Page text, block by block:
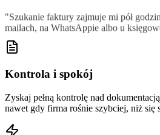
"Szukanie faktury zajmuje mi pół
mailach, na WhatsAppie albo u
Kontrola i spokój
Zyskaj pełną kontrolę nad
nawet gdy firma rośnie szybciej, niż się